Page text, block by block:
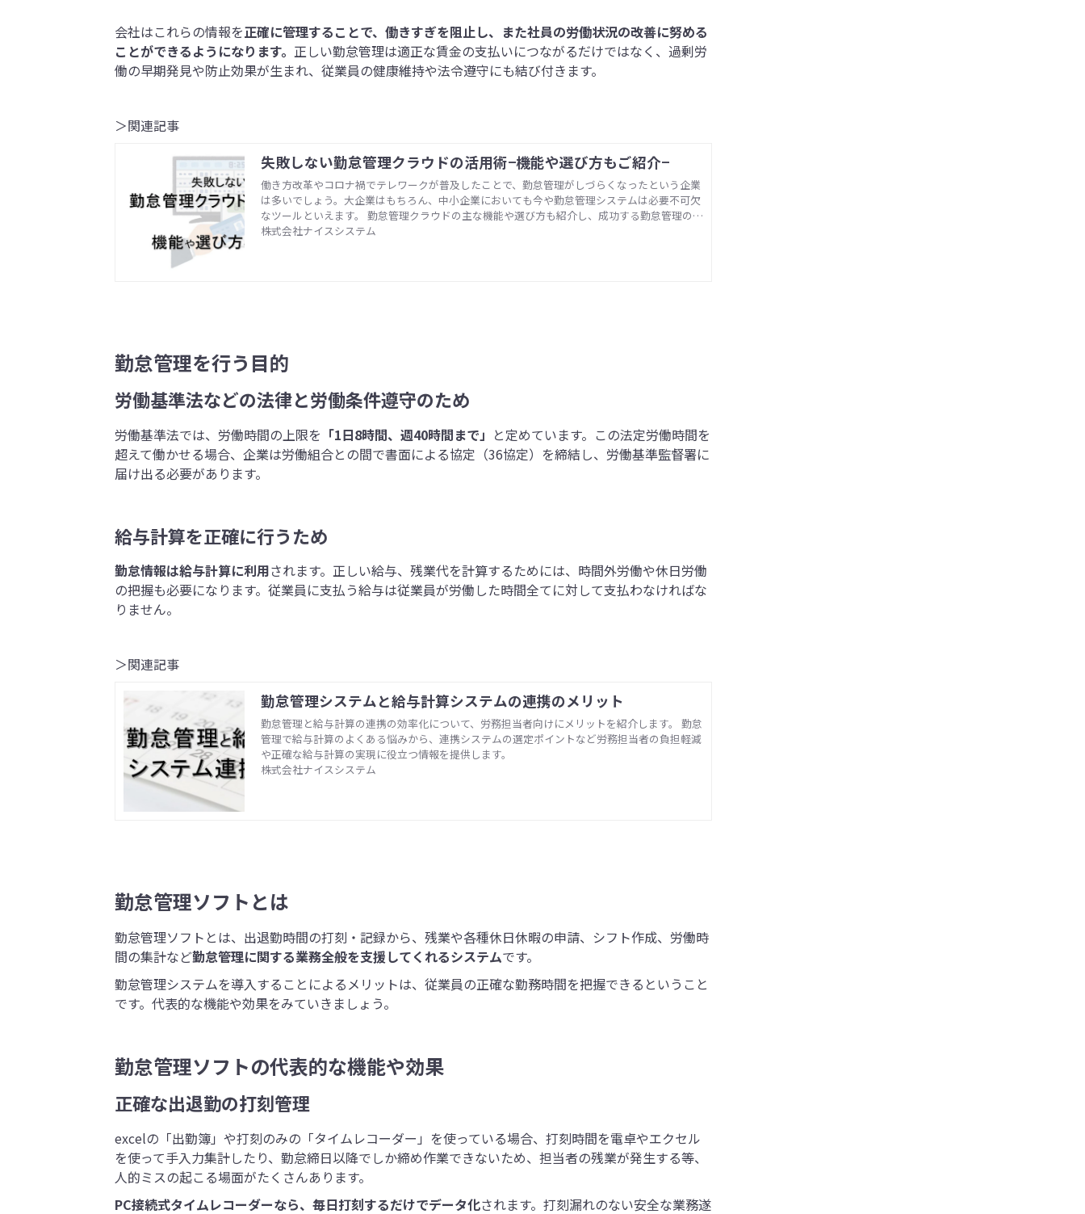
会社はこれらの情報を正確に管理することで、働きすぎを阻止し、また社員の労働状況の改善に努める
ことができるようになります。 正しい勤怠管理は適正な賃金の支払いにつながるだけではなく、過剰労
働の早期発見や防止効果が生まれ、従業員の健康維持や法令遵守にも結び付きます。
＞関連記事
失敗しない勤怠管理クラウドの活用術−機能や選び方もご紹介−
働き方改革やコロナ禍でテレワークが普及したことで、勤怠管理がしづらくなったという企業
は多いでしょう。大企業はもちろん、中小企業においても今や勤怠管理システムは必要不可欠
なツールといえます。 勤怠管理クラウドの主な機能や選び方も紹介し、成功する勤怠管理のポ
イントをお伝えします。
株式会社ナイスシステム
勤怠管理を行う目的
労働基準法などの法律と労働条件遵守のため
労働基準法では、労働時間の上限を 「1日8時間、週40時間まで」 と定めています。この法定労働時間を
超えて働かせる場合、企業は労働組合との間で書面による協定（36協定）を締結し、労働基準監督署に
届け出る必要があります。
給与計算を正確に行うため
勤怠情報は給与計算に利用されます。正しい給与、残業代を計算するためには、時間外労働や休日労働
の把握も必要になります。従業員に支払う給与は従業員が労働した時間全てに対して支払わなければな
りません。
＞関連記事
勤怠管理システムと給与計算システムの連携のメリット
勤怠管理と給与計算の連携の効率化について、労務担当者向けにメリットを紹介します。 勤怠
管理で給与計算のよくある悩みから、連携システムの選定ポイントなど労務担当者の負担軽減
や正確な給与計算の実現に役立つ情報を提供します。
株式会社ナイスシステム
勤怠管理ソフトとは
勤怠管理ソフトとは、出退勤時間の打刻・記録から、残業や各種休日休暇の申請、シフト作成、労働時
間の集計など勤怠管理に関する業務全般を支援してくれるシステムです。
勤怠管理システムを導入することによるメリットは、従業員の正確な勤務時間を把握できるということ
です。代表的な機能や効果をみていきましょう。
勤怠管理ソフトの代表的な機能や効果
正確な出退勤の打刻管理
excelの「出勤簿」や打刻のみの「タイムレコーダー」を使っている場合、打刻時間を電卓やエクセル
を使って手入力集計したり、勤怠締日以降でしか締め作業できないため、担当者の残業が発生する等、
人的ミスの起こる場面がたくさんあります。
PC接続式タイムレコーダーなら、毎日打刻するだけでデータ化されます。打刻漏れのない安全な業務遂